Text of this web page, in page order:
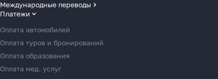
Международные переводы
Переводы в США
Переводы в ОАЭ
Переводы в Европу
Переводы в Азию
Переводы в Россию
Платежи
Оплата автомобилей
Оплата туров и бронирований
Оплата образования
Оплата мед. услуг